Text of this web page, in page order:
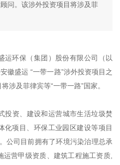
问。该涉外投资项目将涉及菲
运环保（集团）股份有限公司（以
徽盛运 “一带一路”涉外投资项目之
涉及菲律宾等“一带一路”国家。
投资、建设和运营城市生活垃圾焚
化项目、环保工业园区建设等项目
公司目前拥有了环境污染治理总承
营甲级资质、建筑工程施工资质,